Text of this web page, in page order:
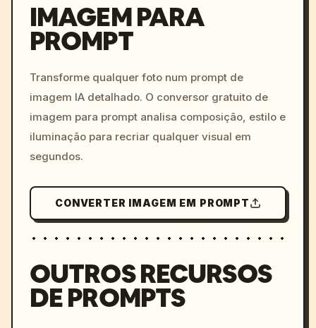
colors, 8k --v 6.0
IMAGEM PARA
PROMPT
Transforme qualquer foto num prompt de
imagem IA detalhado. O conversor gratuito de
imagem para prompt analisa composição, estilo e
iluminação para recriar qualquer visual em
segundos.
CONVERTER IMAGEM EM PROMPT
OUTROS RECURSOS
DE PROMPTS